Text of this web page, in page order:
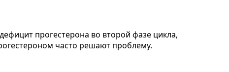
прогестерона во второй фазе цикла,
часто решают проблему.